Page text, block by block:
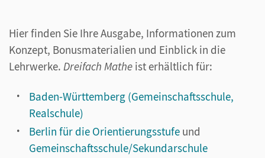
Hier finden Sie Ihre Ausgabe, Informationen zum
Konzept, Bonusmaterialien und Einblick in die
Lehrwerke. Dreifach Mathe ist erhältlich für:
Baden-Württemberg (Gemeinschaftsschule,
Realschule)
Berlin für die Orientierungsstufe und
Gemeinschaftsschule/Sekundarschule